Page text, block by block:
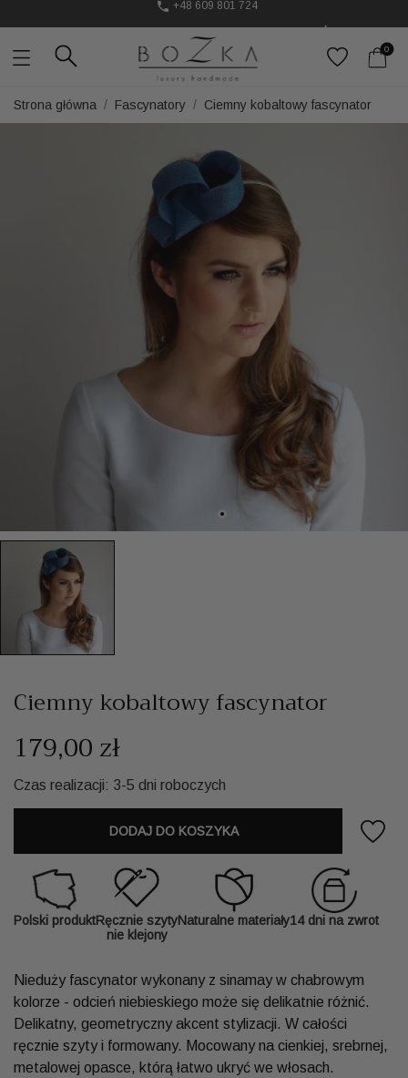
Ozdoby do włosów, które podkręcają stylizację
Powstają w Polsce z dużym udziałem pracy ręcznej
Twój znak rozpoznawczy. Nie kolejny dodatek
0
Strona główna Fascynatory Ciemny kobaltowy fascynator
Ciemny kobaltowy fascynator
179,00 zł
Czas realizacji: 3-5 dni roboczych
DODAJ DO KOSZYKA
Polski produktRęcznie szyty
nie klejony
Naturalne materiały14 dni na zwrot
Nieduży fascynator wykonany z sinamay w chabrowym
kolorze - odcień niebieskiego może się delikatnie różnić.
Delikatny, geometryczny akcent stylizacji. W całości
ręcznie szyty i formowany. Mocowany na cienkiej, srebrnej,
metalowej opasce, którą łatwo ukryć we włosach.